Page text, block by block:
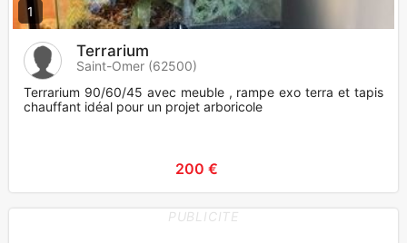
1
Terrarium
Saint-Omer (62500)
Terrarium 90/60/45 avec meuble , rampe exo terra et tapis
chauffant idéal pour un projet arboricole
200 €
PUBLICITE